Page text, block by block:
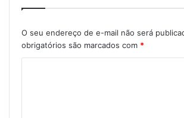
O seu endereço de e-mail não será
obrigatórios são marcados com *